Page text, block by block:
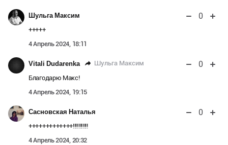
Шульга Максим 0
+++++
4 Апрель 2024, 18:11
Vitali Dudarenka Шульга Максим 0
Благодарю Макс!
4 Апрель 2024, 19:15
Сасновская Наталья 0
+++++++++++++!!!!!!!!!!!
4 Апрель 2024, 20:32